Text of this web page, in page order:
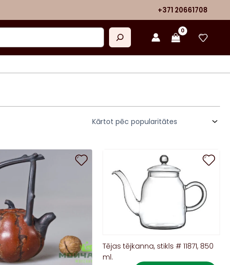
+371 20661708
Tējas tējkanna, stikls # 11871, 850
ml.